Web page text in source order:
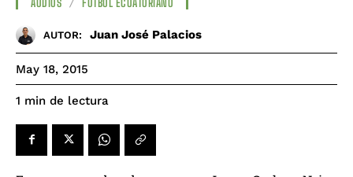
AUDIOS FÚTBOL ECUATORIANO
AUTOR: Juan José Palacios
May 18, 2015
1 min de lectura